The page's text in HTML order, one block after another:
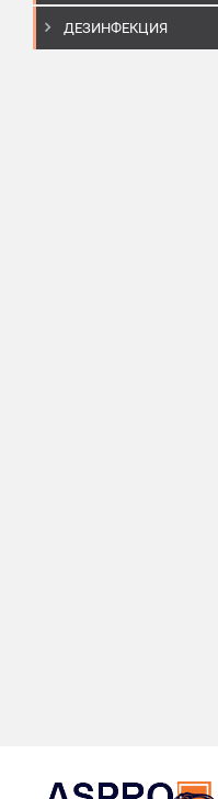
ДЕЗИНФЕКЦИЯ